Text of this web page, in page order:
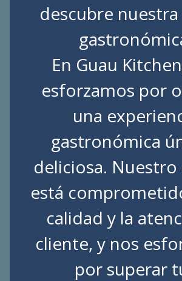
descubre
En Guau
esforzamos por
una
gastronómica
deliciosa.
está
calidad y la
cliente, y nos
por superar